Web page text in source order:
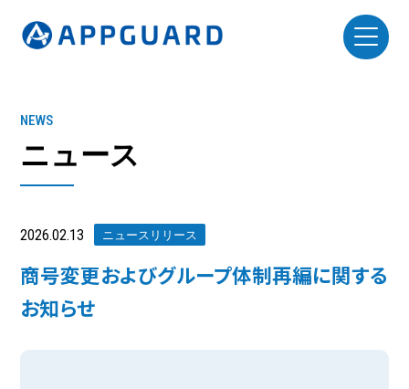
NEWS
ニュース
2026.02.13 ニュースリリース
商号変更およびグループ体制再編に関する
お知らせ